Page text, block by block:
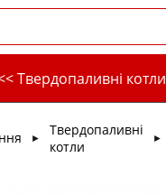
Твердопаливні котли
►
Твердопаливні
котли
►